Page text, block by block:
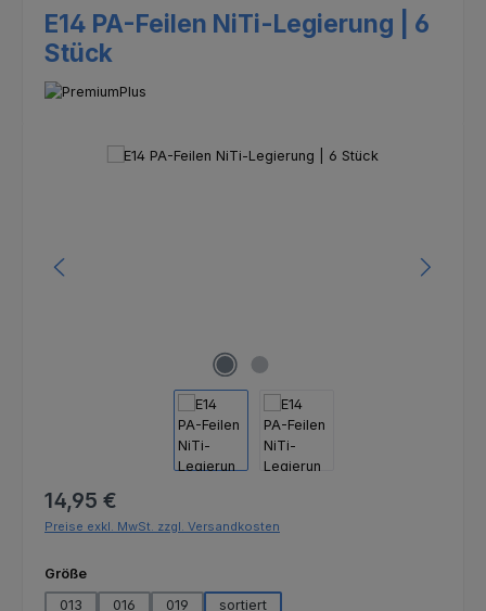
E14 PA-Feilen NiTi-Legierung | 6
Stück
Bildergalerie überspringen
Regulärer Preis:
14,95 €
Preise exkl. MwSt. zzgl. Versandkosten
Größeauswählen
013
016 019 sortiert